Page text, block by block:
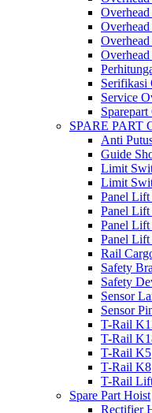
Overhead
Serifikasi
Service
SPARE PART
Anti
Guide
Limit
Limit
Panel Lift
Panel Lift
Panel Lift
Panel
Rail
Safety
Safety
Sensor
Sensor
T-Rail
T-Rail
T-Rail K5
T-Rail K8
T-Rail
Spare Part Hoist
Rectifier